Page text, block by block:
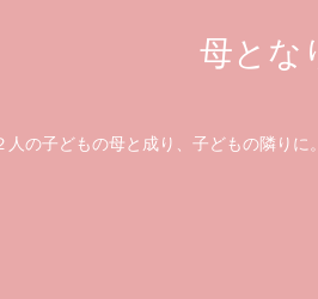
母とな
子どもの母と成り、子どもの隣りに